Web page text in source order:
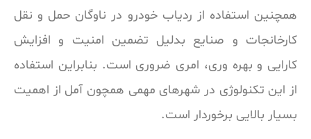
همچنین استفاده از ردیاب خودرو در ناوگان حمل و نقل
کارخانجات و صنایع بدلیل تضمین امنیت و افزایش
کارایی و بهره وری، امری ضروری است. بنابراین استفاده
از این تکنولوژی در شهرهای مهمی همچون آمل از اهمیت
بسیار بالایی برخوردار است.